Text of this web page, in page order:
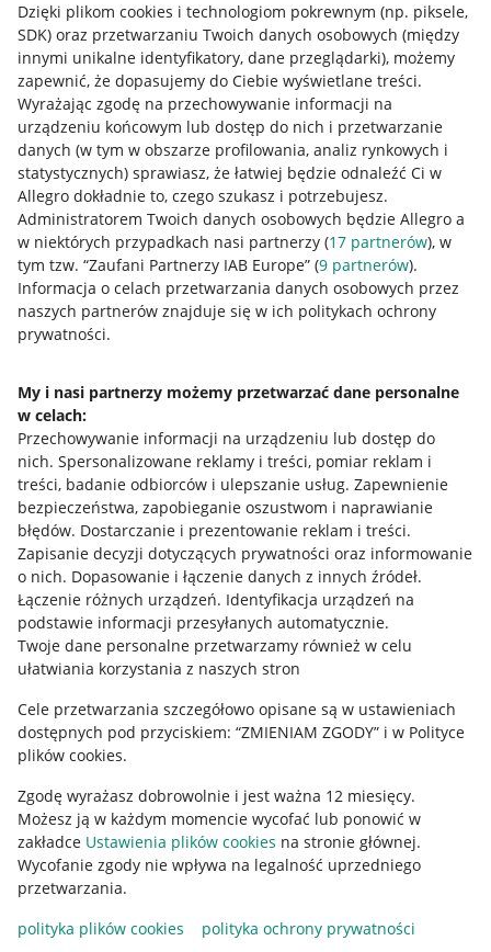
Dzięki plikom cookies i technologiom pokrewnym (np. piksele,
SDK) oraz przetwarzaniu Twoich danych osobowych (między
innymi unikalne identyfikatory, dane przeglądarki), możemy
zapewnić, że dopasujemy do Ciebie wyświetlane treści.
Wyrażając zgodę na przechowywanie informacji na
urządzeniu końcowym lub dostęp do nich i przetwarzanie
danych (w tym w obszarze profilowania, analiz rynkowych i
statystycznych) sprawiasz, że łatwiej będzie odnaleźć Ci w
Allegro dokładnie to, czego szukasz i potrzebujesz.
Administratorem Twoich danych osobowych będzie Allegro a
w niektórych przypadkach nasi partnerzy (17 partnerów), w
tym tzw. “Zaufani Partnerzy IAB Europe” (9 partnerów).
Informacja o celach przetwarzania danych osobowych przez
naszych partnerów znajduje się w ich politykach ochrony
prywatności.
My i nasi partnerzy możemy przetwarzać dane personalne
w celach:
Przechowywanie informacji na urządzeniu lub dostęp do
nich. Spersonalizowane reklamy i treści, pomiar reklam i
treści, badanie odbiorców i ulepszanie usług. Zapewnienie
bezpieczeństwa, zapobieganie oszustwom i naprawianie
błędów. Dostarczanie i prezentowanie reklam i treści.
Zapisanie decyzji dotyczących prywatności oraz informowanie
o nich. Dopasowanie i łączenie danych z innych źródeł.
Łączenie różnych urządzeń. Identyfikacja urządzeń na
podstawie informacji przesyłanych automatycznie.
Twoje dane personalne przetwarzamy również w celu
ułatwiania korzystania z naszych stron
Cele przetwarzania szczegółowo opisane są w ustawieniach
dostępnych pod przyciskiem: “ZMIENIAM ZGODY” i w Polityce
plików cookies.
Zgodę wyrażasz dobrowolnie i jest ważna 12 miesięcy.
Możesz ją w każdym momencie wycofać lub ponowić w
zakładce Ustawienia plików cookies na stronie głównej.
Wycofanie zgody nie wpływa na legalność uprzedniego
przetwarzania.
polityka plików cookies
polityka ochrony prywatności
Przydatne informacje
Jak to działa
Allegro Gadane dla sprzedających
Allegro Gadane dla kupujących
Mapa miejscowości
Informacje prawne
Regulamin
Polityka plików "cookies"
Ustawienia plików "cookies"
Udostępnianie lokalizacji
Informacje dla Aktu o Usługach Cyfrowych
Pobierz aplikację